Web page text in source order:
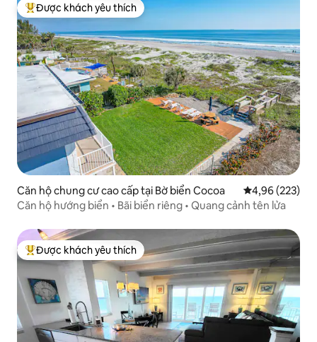
Được khách yêu thích nhất
Được khách yêu thích
Căn hộ chung cư cao cấp tại Bờ biển Cocoa Xếp hạng
4,96 (223)
Căn hộ hướng biển • Bãi biển riêng • Quang cảnh tên lửa
Được khách yêu thích nhất
Được khách yêu thích